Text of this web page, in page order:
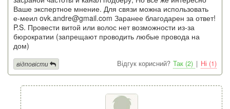
Ваше экспертное мнение. Для связи можна использовать
е-меил ovk.andre@gmail.com Заранее благодарен за ответ!
P.S. Провести витой или волос нет возможности из-за
бюрократии (запрещают проводить любые провода на
дом)
Відгук корисний? Так (2) | Ні (1)
відповісти